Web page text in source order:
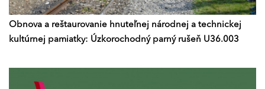
Obnova a reštaurovanie hnuteľnej národnej a technickej
kultúrnej pamiatky: Úzkorochodný parný rušeň U36.003